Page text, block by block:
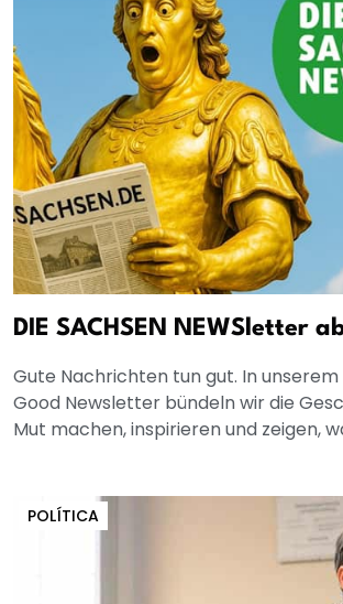
DIE SACHSEN NEWSletter
Gute Nachrichten tun gut. In
Good Newsletter bündeln wir die
Mut machen, inspirieren und zeigen,
POLÍTICA